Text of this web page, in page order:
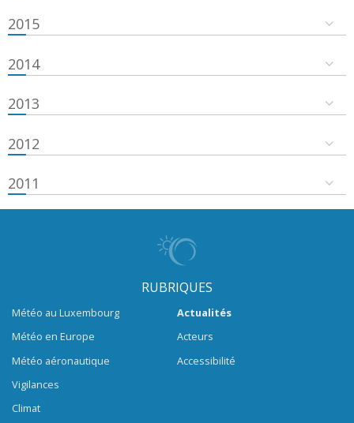
2015
2014
2013
2012
2011
RUBRIQUES
Météo au Luxembourg
Météo en Europe
Météo aéronautique
Vigilances
Climat
Actualités
Acteurs
Accessibilité